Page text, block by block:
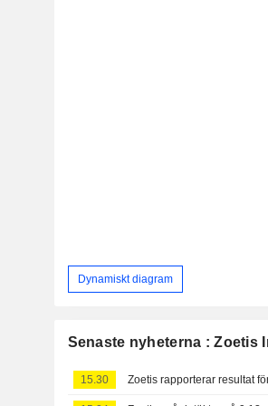
Dynamiskt diagram
Senaste nyheterna : Zoetis
15.30 Zoetis rapporterar resultat